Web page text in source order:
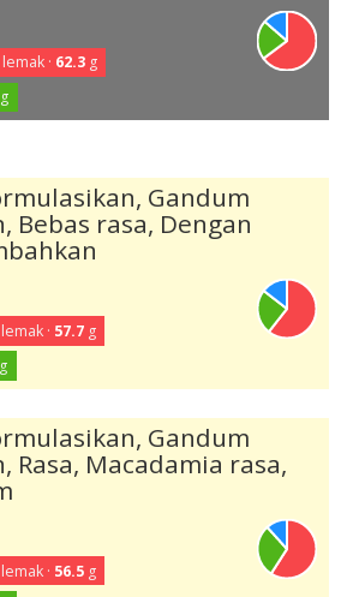
lemak · 62.3g
g
Gandum
Bebas rasa, Dengan
lemak · 57.7g
g
Gandum
Rasa, Macadamia rasa,
lemak · 56.5g